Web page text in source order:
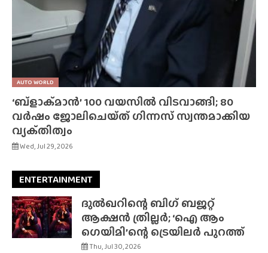
AUTO WORLD
‘ബ്‌ളാക്‌മാൻ’ 100 വയസിൽ വിടവാങ്ങി; 80
വർഷം ജോലിചെയ്‌ത്‌ ഗിന്നസ് സ്വന്തമാക്കിയ
വ്യക്‌തിത്വം
Wed, Jul 29, 2026
ENTERTAINMENT
ദുൽഖറിന്റെ ബിഗ് ബജറ്റ്
ആക്ഷൻ ത്രില്ലർ; ‘ഐ ആം
ഗെയിമി’ന്റെ ട്രെയിലർ പുറത്ത്
Thu, Jul 30, 2026